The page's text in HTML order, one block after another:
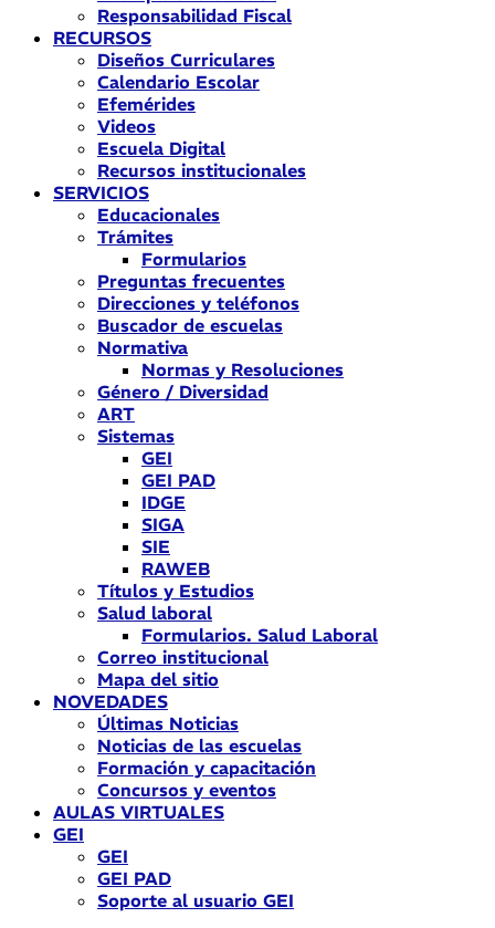
Responsabilidad Fiscal
RECURSOS
Diseños Curriculares
Calendario Escolar
Efemérides
Videos
Escuela Digital
Recursos institucionales
SERVICIOS
Educacionales
Trámites
Formularios
Preguntas frecuentes
Direcciones y teléfonos
Buscador de escuelas
Normativa
Normas y Resoluciones
Género / Diversidad
ART
Sistemas
GEI
GEI PAD
IDGE
SIGA
SIE
RAWEB
Títulos y Estudios
Salud laboral
Formularios. Salud Laboral
Correo institucional
Mapa del sitio
NOVEDADES
Últimas Noticias
Noticias de las escuelas
Formación y capacitación
Concursos y eventos
AULAS VIRTUALES
GEI
GEI
GEI PAD
Soporte al usuario GEI